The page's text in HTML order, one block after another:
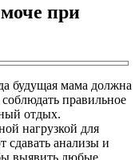
при
будущая мама должна
соблюдать правильное
отдых.
нагрузкой для
сдавать анализы и
выявить любые